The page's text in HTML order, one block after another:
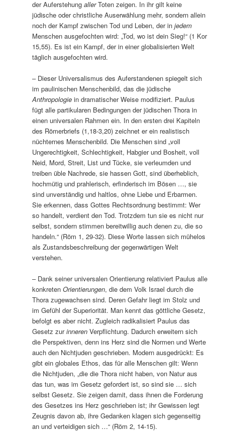
der AuferstehungallerToten zeigen. In ihr gilt keine
jüdische oder christliche Auserwählung mehr, sondern allein
noch der Kampf zwischen Tod und Leben, der injedem
Menschen ausgefochten wird: „Tod, wo ist dein Sieg!“ (1 Kor
15,55). Es ist ein Kampf, der in einer globalisierten Welt
täglich ausgefochten wird.
– Dieser Universalismus des Auferstandenen spiegelt sich
im paulinischen Menschenbild, das die jüdische
Anthropologie in dramatischer Weise modifiziert. Paulus
fügt alle partikularen Bedingungen der jüdischen Thora in
einen universalen Rahmen ein. In den ersten drei Kapiteln
des Römerbriefs (1,18-3,20) zeichnet er ein realistisch
nüchternes Menschenbild. Die Menschen sind „voll
Ungerechtigkeit, Schlechtigkeit, Habgier und Bosheit, voll
Neid, Mord, Streit, List und Tücke, sie verleumden und
treiben üble Nachrede, sie hassen Gott, sind überheblich,
hochmütig und prahlerisch, erfinderisch im Bösen …, sie
sind unverständig und haltlos, ohne Liebe und Erbarmen.
Sie erkennen, dass Gottes Rechtsordnung bestimmt: Wer
so handelt, verdient den Tod. Trotzdem tun sie es nicht nur
selbst, sondern stimmen bereitwillig auch denen zu, die so
handeln.“ (Röm 1, 29-32). Diese Worte lassen sich mühelos
als Zustandsbeschreibung der gegenwärtigen Welt
verstehen.
– Dank seiner universalen Orientierung relativiert Paulus alle
konkretenOrientierungen, die dem Volk Israel durch die
Thora zugewachsen sind. Deren Gefahr liegt im Stolz und
im Gefühl der Superiorität. Man kennt das göttliche Gesetz,
befolgt es aber nicht. Zugleich radikalisiert Paulus das
Gesetz zurinneren Verpflichtung. Dadurch erweitern sich
die Perspektiven, denn ins Herz sind die Normen und Werte
auch den Nichtjuden geschrieben. Modern ausgedrückt: Es
gibt ein globales Ethos, das für alle Menschen gilt: Wenn
die Nichtjuden, „die die Thora nicht haben, von Natur aus
das tun, was im Gesetz gefordert ist, so sind sie … sich
selbst Gesetz. Sie zeigen damit, dass ihnen die Forderung
des Gesetzes ins Herz geschrieben ist; ihr Gewissen legt
Zeugnis davon ab, ihre Gedanken klagen sich gegenseitig
an und verteidigen sich …“ (Röm 2, 14-15).